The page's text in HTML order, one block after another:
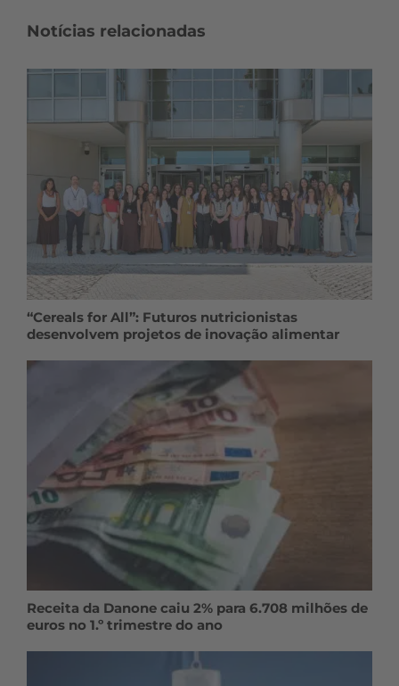
Notícias relacionadas
“Cereals for All”: Futuros nutricionistas
desenvolvem projetos de inovação alimentar
Receita da Danone caiu 2% para 6.708 milhões de
euros no 1.º trimestre do ano